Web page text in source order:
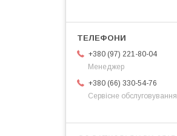
+380 (97) 221-80-04
Менеджер
+380 (66) 330-54-76
Сервісне обслуговування